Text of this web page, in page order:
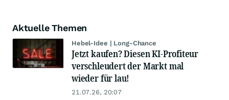
Aktuelle Themen
Hebel-Idee | Long-Chance
Jetzt kaufen? Diesen KI-Profiteur
verschleudert der Markt mal
wieder für lau!
21.07.26, 20:07